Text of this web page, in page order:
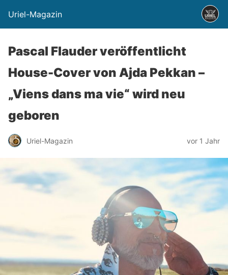
Uriel-Magazin
Pascal Flauder veröffentlicht
House-Cover von Ajda Pekkan –
„Viens dans ma vie“ wird neu
geboren
Uriel-Magazin vor 1 Jahr